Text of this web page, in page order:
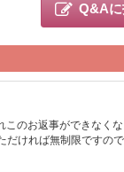
Q&Aに
のお返事ができなくな
ければ無制限ですの